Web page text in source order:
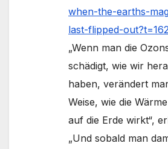
when-the-earths-
last-flipped-
„Wenn man die
schädigt, wie wir
haben, verändert
Weise, wie die
auf die Erde wirkt“,
„Und sobald man